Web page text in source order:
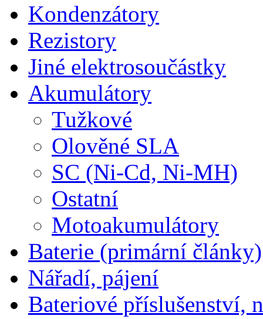
Kondenzátory
Rezistory
Jiné elektrosoučástky
Akumulátory
Tužkové
Olověné SLA
SC (Ni-Cd, Ni-MH)
Ostatní
Motoakumulátory
Baterie (primární články)
Nářadí, pájení
Bateriové příslušenství,